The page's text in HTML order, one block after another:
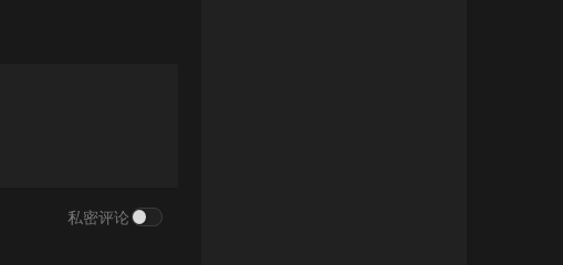
私密评论